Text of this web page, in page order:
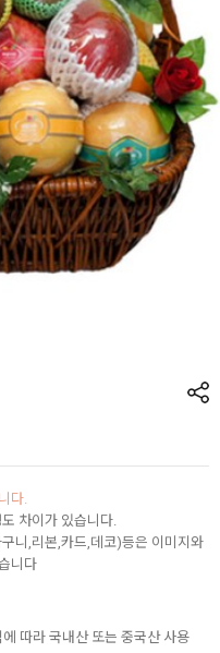
다.
차이가 있습니다.
니,리본,카드,데코)등은 이미지와
니다
따라 국내산 또는 중국산 사용